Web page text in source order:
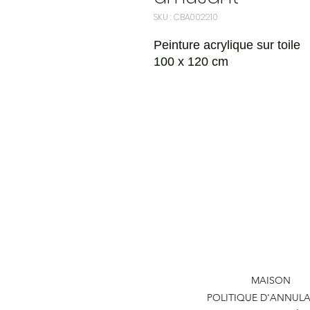
SKU : CBA002210
Peinture acrylique sur toile
100 x 120 cm
MAISON
POLITIQUE